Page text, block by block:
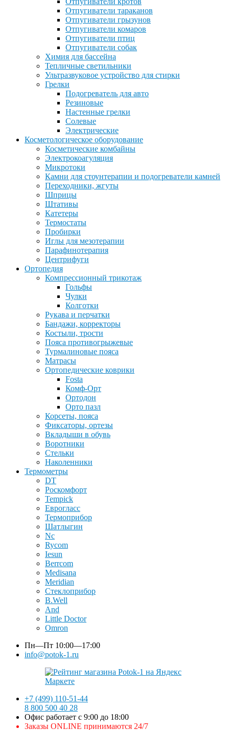
Отпугиватели тараканов
Отпугиватели грызунов
Отпугиватели комаров
Отпугиватели птиц
Отпугиватели собак
Химия для бассейна
Тепличные светильники
Ультразвуковое устройство для стирки
Грелки
Подогреватель для авто
Резиновые
Настенные грелки
Солевые
Электрические
Косметологическое оборудование
Косметические комбайны
Электрокоагуляция
Микротоки
Камни для стоунтерапии и подогреватели камней
Переходники, жгуты
Шприцы
Штативы
Катетеры
Термостаты
Пробирки
Иглы для мезотерапии
Парафинотерапия
Центрифуги
Ортопедия
Компрессионный трикотаж
Гольфы
Чулки
Колготки
Рукава и перчатки
Бандажи, корректоры
Костыли, трости
Пояса противогрыжевые
Турмалиновые пояса
Матрасы
Ортопедические коврики
Fosta
Комф-Орт
Ортодон
Орто пазл
Корсеты, пояса
Фиксаторы, ортезы
Вкладыши в обувь
Воротники
Стельки
Наколенники
Термометры
DT
Роскомфорт
Tempick
Еврогласс
Термоприбор
Шатлыгин
Nc
Rycom
Iesun
Berrcom
Medisana
Meridian
Стеклоприбор
B.Well
And
Little Doctor
Omron
Пн—Пт 10:00—17:00
info@potok-1.ru
+7 (499) 110-51-44
8 800 500 40 28
Офис работает с 9:00 до 18:00
Заказы ONLINE принимаются 24/7